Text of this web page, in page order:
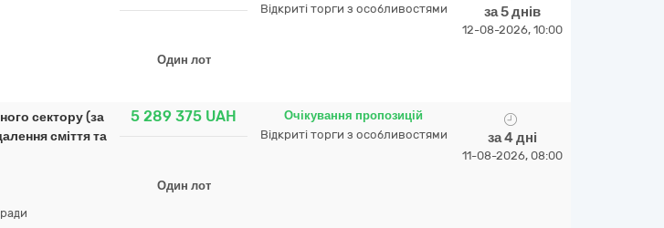
Один лот
Відкриті торги з особливостями
за 5 днів
12-08-2026, 10:00
сектору (за
сміття та
5 289 375 UAH
Один лот
Очікування пропозицій
Відкриті торги з особливостями
за 4 дні
11-08-2026, 08:00